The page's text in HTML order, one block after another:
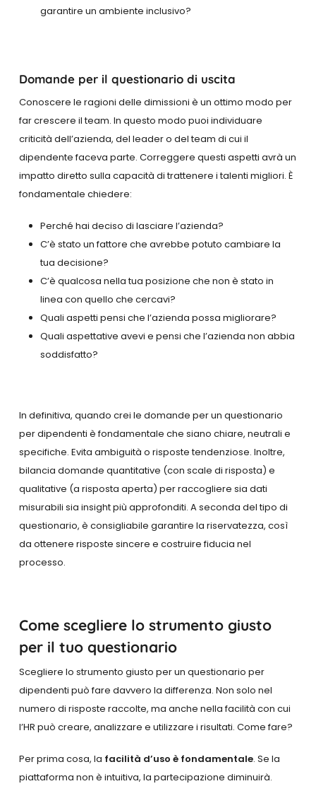
garantire un ambiente inclusivo?
Domande per il questionario di uscita
Conoscere le ragioni delle dimissioni è un ottimo modo per
far crescere il team. In questo modo puoi individuare
criticità dell’azienda, del leader o del team di cui il
dipendente faceva parte. Correggere questi aspetti avrà un
impatto diretto sulla capacità di trattenere i talenti migliori. È
fondamentale chiedere:
Perché hai deciso di lasciare l’azienda?
C’è stato un fattore che avrebbe potuto cambiare la
tua decisione?
C’è qualcosa nella tua posizione che non è stato in
linea con quello che cercavi?
Quali aspetti pensi che l’azienda possa migliorare?
Quali aspettative avevi e pensi che l’azienda non abbia
soddisfatto?
In definitiva, quando crei le domande per un questionario
per dipendenti è fondamentale che siano chiare, neutrali e
specifiche. Evita ambiguità o risposte tendenziose. Inoltre,
bilancia domande quantitative (con scale di risposta) e
qualitative (a risposta aperta) per raccogliere sia dati
misurabili sia insight più approfonditi. A seconda del tipo di
questionario, è consigliabile garantire la riservatezza, così
da ottenere risposte sincere e costruire fiducia nel
processo.
Come scegliere lo strumento giusto
per il tuo questionario
Scegliere lo strumento giusto per un questionario per
dipendenti può fare davvero la differenza. Non solo nel
numero di risposte raccolte, ma anche nella facilità con cui
l’HR può creare, analizzare e utilizzare i risultati. Come fare?
Per prima cosa, la facilità d’uso è fondamentale. Se la
piattaforma non è intuitiva, la partecipazione diminuirà.